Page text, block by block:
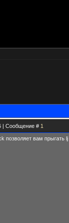
| Сообщение # 1
вам прыгать